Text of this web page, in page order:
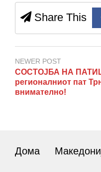
Share This
NEWER POST
СОСТОЈБА НА
регионалниот пат
внимателно!
Дома